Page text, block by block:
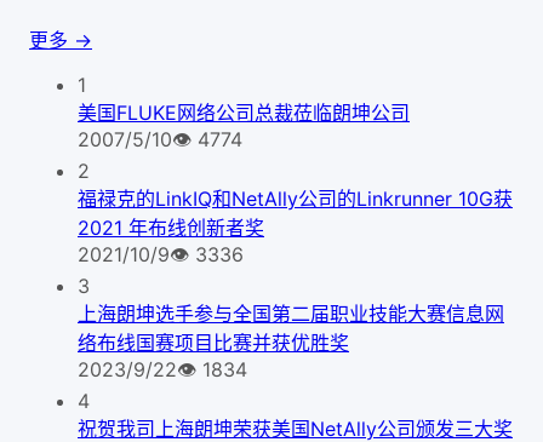
更多 →
1
美国FLUKE网络公司总裁莅临朗坤公司
2007/5/10👁 4774
2
福禄克的LinkIQ和NetAlly公司的Linkrunner 10G获
2021 年布线创新者奖
2021/10/9👁 3336
3
上海朗坤选手参与全国第二届职业技能大赛信息网
络布线国赛项目比赛并获优胜奖
2023/9/22👁 1834
4
祝贺我司上海朗坤荣获美国NetAlly公司颁发三大奖